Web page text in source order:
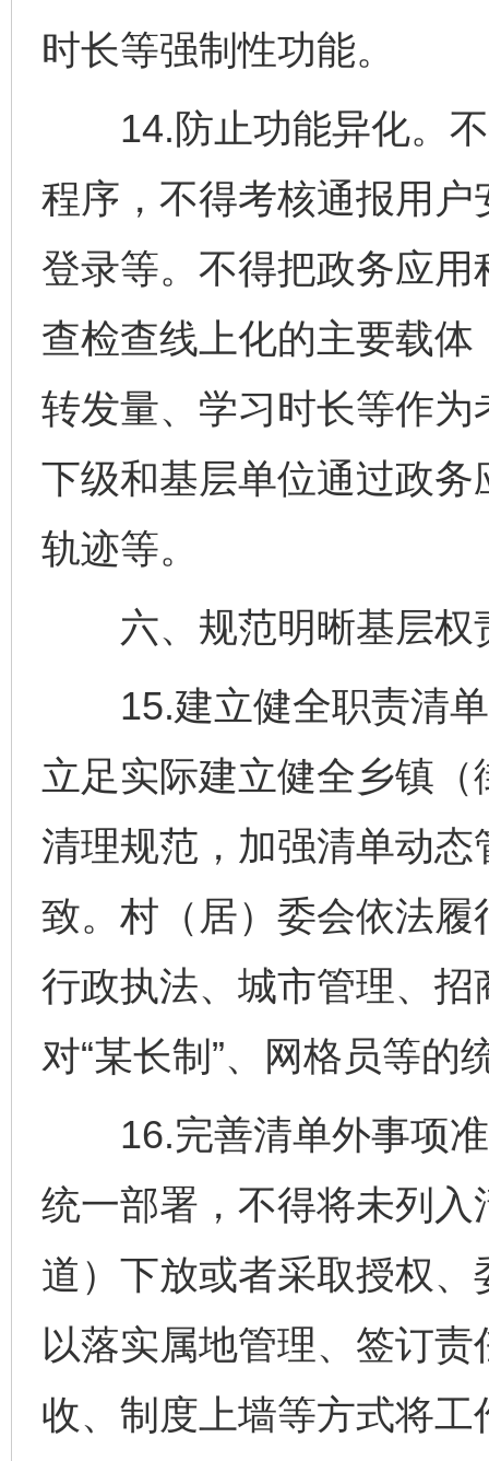
时长等强制性功能。
14.防止功能异化。不
程序，不得考核通报用
登录等。不得把政务应
查检查线上化的主要载
转发量、学习时长等作
下级和基层单位通过政
轨迹等。
六、规范明晰基层权
15.建立健全职责清单
立足实际建立健全乡镇
清理规范，加强清单动
致。村（居）委会依法
行政执法、城市管理、
对“某长制”、网格员等
16.完善清单外事项准
统一部署，不得将未列
道）下放或者采取授权
以落实属地管理、签订
收、制度上墙等方式将